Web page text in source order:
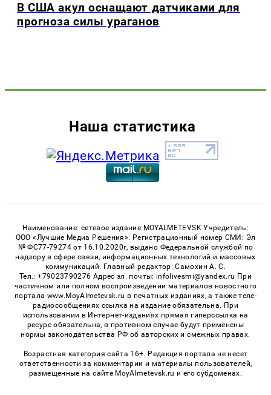
В США акул оснащают датчиками для
прогноза силы ураганов
Наша статистика
Наименование: сетевое издание MOYALMETEVSK Учредитель:
ООО «Лучшие Медиа Решения». Регистрационный номер СМИ: Эл
№ ФС77-79274 от 16.10.2020г, выдано Федеральной службой по
надзору в сфере связи, информационных технологий и массовых
коммуникаций. Главный редактор: Самохин А. С.
Тел.: +79023790276 Адрес эл. почты: infolivesmi@yandex.ru При
частичном или полном воспроизведении материалов новостного
портала www.MoyAlmetevsk.ru в печатных изданиях, а также теле-
радиосообщениях ссылка на издание обязательна. При
использовании в Интернет-изданиях прямая гиперссылка на
ресурс обязательна, в противном случае будут применены
нормы законодательства РФ об авторских и смежных правах.
Возрастная категория сайта 16+. Редакция портала не несет
ответственности за комментарии и материалы пользователей,
размещенные на сайте MoyAlmetevsk.ru и его субдоменах.